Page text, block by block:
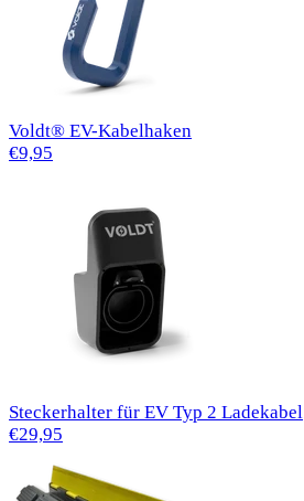
Voldt® EV-Kabelhaken
€9,95
Steckerhalter für EV Typ 2 Ladekabel
€29,95